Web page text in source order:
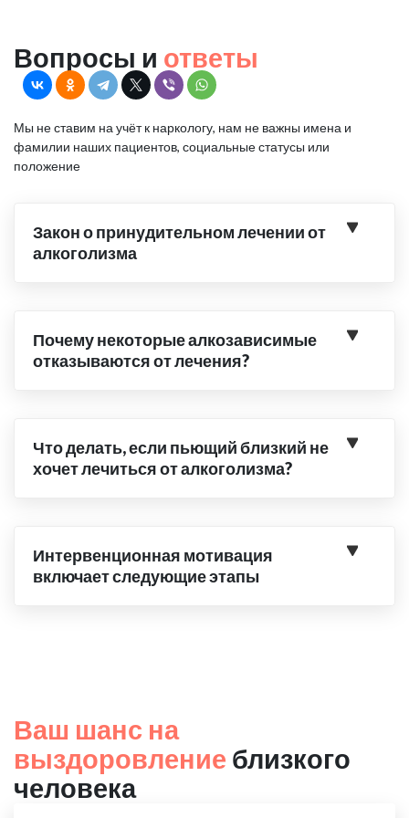
Вопросы и ответы
Мы не ставим на учёт к наркологу, нам не важны имена и
фамилии наших пациентов, социальные статусы или
положение
Закон о принудительном лечении от
алкоголизма
Почему некоторые алкозависимые
отказываются от лечения?
Что делать, если пьющий близкий не
хочет лечиться от алкоголизма?
Интервенционная мотивация
включает следующие этапы
Ваш шанс на
выздоровление близкого
человека